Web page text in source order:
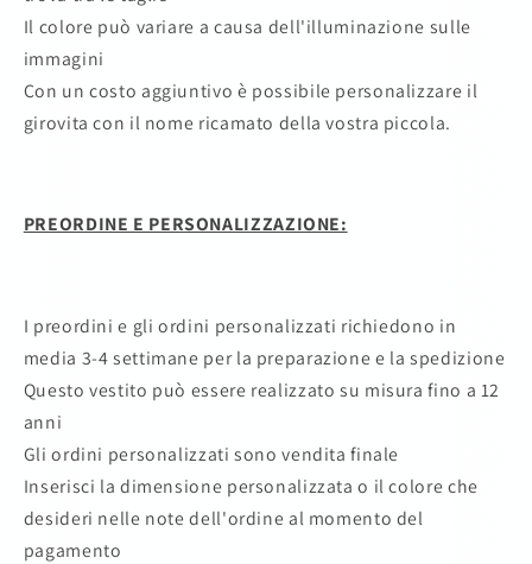
Il colore può variare a causa dell'illuminazione sulle
immagini
Con un costo aggiuntivo è possibile personalizzare il
girovita con il nome ricamato della vostra piccola.
PREORDINE E PERSONALIZZAZIONE:
I preordini e gli ordini personalizzati richiedono in
media 3-4 settimane per la preparazione e la spedizione
Questo vestito può essere realizzato su misura fino a 12
anni
Gli ordini personalizzati sono vendita finale
Inserisci la dimensione personalizzata o il colore che
desideri nelle note dell'ordine al momento del
pagamento